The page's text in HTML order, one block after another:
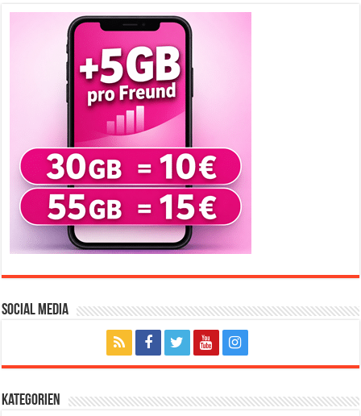
Social Media
Kategorien